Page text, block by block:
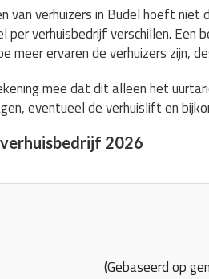
van verhuizers in Budel hoeft
per verhuisbedrijf verschillen. Een
meer ervaren de verhuizers zijn,
mee dat dit alleen het
eventueel de verhuislift en
2026
(Gebaseerd op